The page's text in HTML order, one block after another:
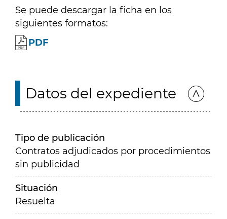
Se puede descargar la ficha en los
siguientes formatos:
PDF
Datos del expediente
Tipo de publicación
Contratos adjudicados por procedimientos
sin publicidad
Situación
Resuelta